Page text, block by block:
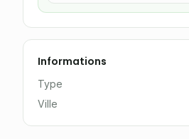
Informations
Type
Ville